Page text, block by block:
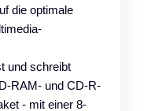
die optimale
und schreibt
RAM- und CD-R-
- mit einer 8-